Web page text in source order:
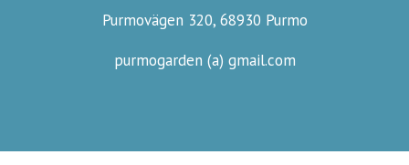
Purmovägen 320, 68930 Purmo
purmogarden (a) gmail.com